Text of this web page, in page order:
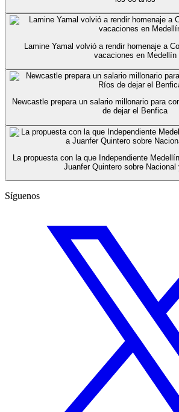
Lamine Yamal volvió a rendir homenaje a
vacaciones en Medellín
Newcastle prepara un salario millonario para
de dejar el Benfica
La propuesta con la que Independiente
Juanfer Quintero sobre Nacional
Síguenos